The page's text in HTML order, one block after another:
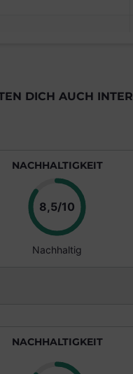
DICH AUCH
NACHHALTIGKEIT
8,5/10 Punkte
Nachhaltig
NACHHALTIGKEIT